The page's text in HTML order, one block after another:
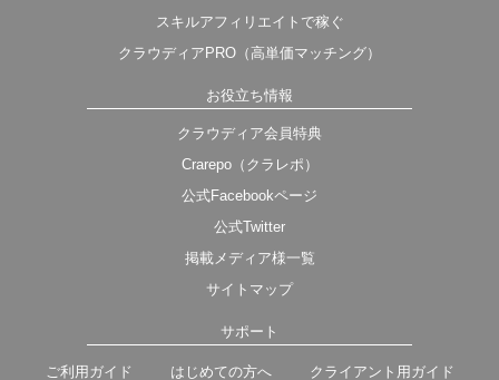
スキルアフィリエイトで稼ぐ
クラウディアPRO（高単価マッチング）
お役立ち情報
クラウディア会員特典
Crarepo（クラレポ）
公式Facebookページ
公式Twitter
掲載メディア様一覧
サイトマップ
サポート
ご利用ガイド はじめての方へ クライアント用ガイド